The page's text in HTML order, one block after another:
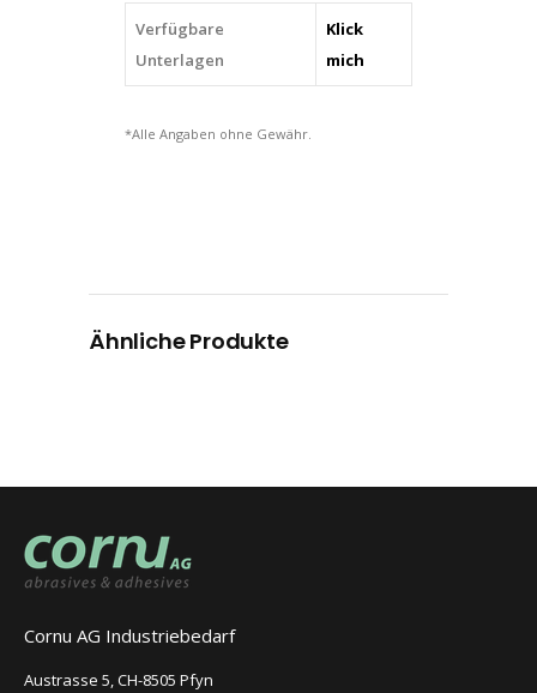
Verfügbare
Unterlagen
Klick
mich
*Alle Angaben ohne Gewähr.
Ähnliche Produkte
Cornu AG Industriebedarf
Austrasse 5, CH-8505 Pfyn